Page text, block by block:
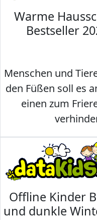
Warme
Bestseller
Menschen und
den Füßen soll es
einen zum
Offline Kinder
und dunkle